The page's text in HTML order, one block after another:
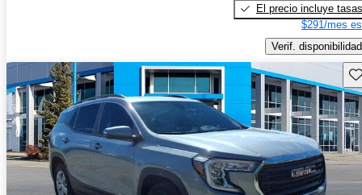
El precio incluye tasas
$291/mes
Verif. disponibilidad